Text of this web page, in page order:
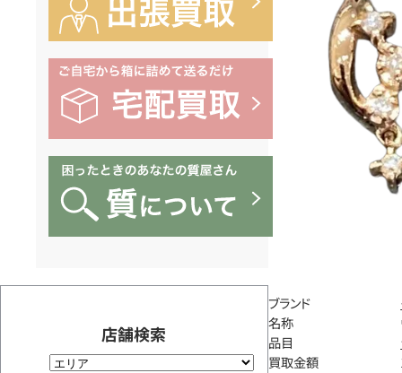
店舗検索
ブランド
名称
品目
買取金額